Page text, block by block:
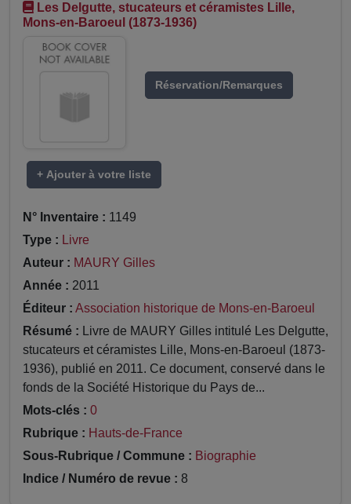
Les Delgutte, stucateurs et céramistes Lille,
Mons-en-Baroeul (1873-1936)
Réservation/Remarques
+ Ajouter à votre liste
N° Inventaire : 1149
Type : Livre
Auteur : MAURY Gilles
Année : 2011
Éditeur : Association historique de Mons-en-Baroeul
Résumé : Livre de MAURY Gilles intitulé Les Delgutte,
stucateurs et céramistes Lille, Mons-en-Baroeul (1873-
1936), publié en 2011. Ce document, conservé dans le
fonds de la Société Historique du Pays de...
Mots-clés : 0
Rubrique : Hauts-de-France
Sous-Rubrique / Commune : Biographie
Indice / Numéro de revue : 8